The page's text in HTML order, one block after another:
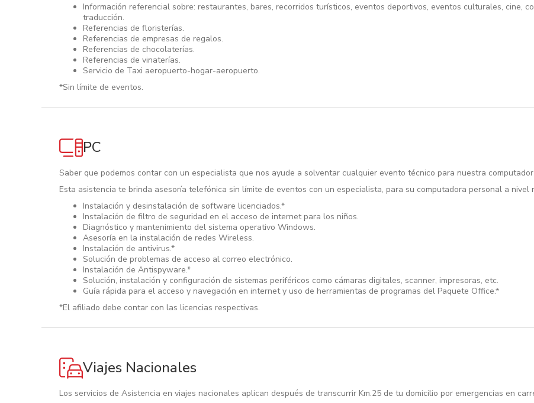
Información referencial sobre: restaurantes, bares, recorridos turísticos, eventos deportivos, eventos culturales, cine,
traducción.
Referencias de floristerías.
Referencias de empresas de regalos.
Referencias de chocolaterías.
Referencias de vinaterías.
Servicio de Taxi aeropuerto-hogar-aeropuerto.
*Sin límite de eventos.
PC
Saber que podemos contar con un especialista que nos ayude a solventar cualquier evento técnico para nuestra
Esta asistencia te brinda asesoría telefónica sin límite de eventos con un especialista, para su computadora personal a nivel
Instalación y desinstalación de software licenciados.*
Instalación de filtro de seguridad en el acceso de internet para los niños.
Diagnóstico y mantenimiento del sistema operativo Windows.
Asesoría en la instalación de redes Wireless.
Instalación de antivirus.*
Solución de problemas de acceso al correo electrónico.
Instalación de Antispyware.*
Solución, instalación y configuración de sistemas periféricos como cámaras digitales, scanner, impresoras, etc.
Guía rápida para el acceso y navegación en internet y uso de herramientas de programas del Paquete Office.*
*El afiliado debe contar con las licencias respectivas.
Viajes Nacionales
Los servicios de Asistencia en viajes nacionales aplican después de transcurrir Km.25 de tu domicilio por emergencias en